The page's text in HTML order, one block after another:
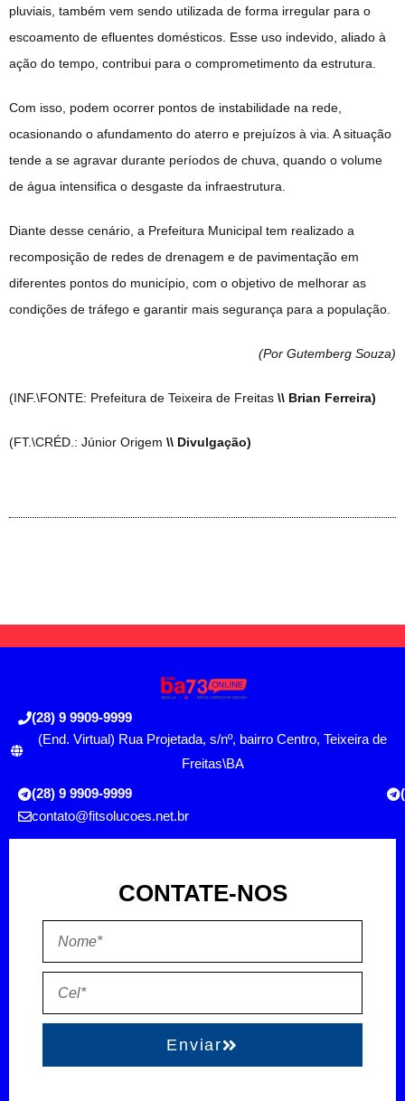
pluviais, também vem sendo utilizada de forma irregular para o
escoamento de efluentes domésticos. Esse uso indevido, aliado à
ação do tempo, contribui para o comprometimento da estrutura.
Com isso, podem ocorrer pontos de instabilidade na rede,
ocasionando o afundamento do aterro e prejuízos à via. A situação
tende a se agravar durante períodos de chuva, quando o volume
de água intensifica o desgaste da infraestrutura.
Diante desse cenário, a Prefeitura Municipal tem realizado a
recomposição de redes de drenagem e de pavimentação em
diferentes pontos do município, com o objetivo de melhorar as
condições de tráfego e garantir mais segurança para a população.
(Por Gutemberg Souza)
(INF.\FONTE: Prefeitura de Teixeira de Freitas \\ Brian Ferreira)
(FT.\CRÉD.: Júnior Origem \\ Divulgação)
(28) 9 9909-9999
(End. Virtual) Rua Projetada, s/nº, bairro Centro, Teixeira de
Freitas\BA
(28) 9 9909-9999
contato@fitsolucoes.net.br
CONTATE-NOS
Enviar